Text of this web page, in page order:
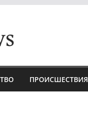
ПРОИСШЕСТВИЯ